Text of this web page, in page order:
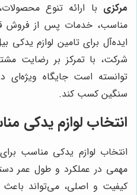
مرکزی با ارائه تنوع
مناسب، خدمات پس از فروش
ایده‌آل برای تامین لوازم
شرکت، با تمرکز بر رضایت
توانسته است جایگاه ویژه‌ای
سنگین کسب کند.
انتخاب لوازم یدکی
انتخاب لوازم یدکی مناسب
مهمی در عملکرد و طول عمر
کیفیت و اصلی، می‌تواند باعث